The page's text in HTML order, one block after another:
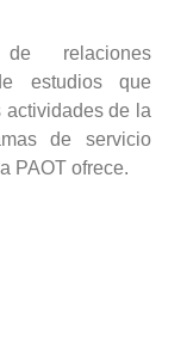
relaciones
estudios que
actividades de la
de servicio
PAOT ofrece.